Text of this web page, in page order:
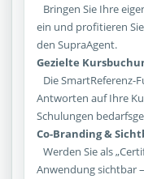
Bringen Sie Ihre
ein und profitieren
den SupraAgent.
Gezielte
Die SmartReferenz-
Antworten auf Ihre
Schulungen
Co-Branding &
Werden Sie als
Anwendung sichtbar